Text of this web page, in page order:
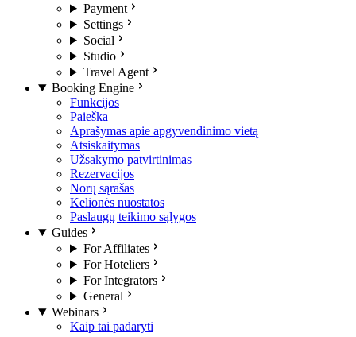
Payment
Settings
Social
Studio
Travel Agent
Booking Engine
Funkcijos
Paieška
Aprašymas apie apgyvendinimo vietą
Atsiskaitymas
Užsakymo patvirtinimas
Rezervacijos
Norų sąrašas
Kelionės nuostatos
Paslaugų teikimo sąlygos
Guides
For Affiliates
For Hoteliers
For Integrators
General
Webinars
Kaip tai padaryti